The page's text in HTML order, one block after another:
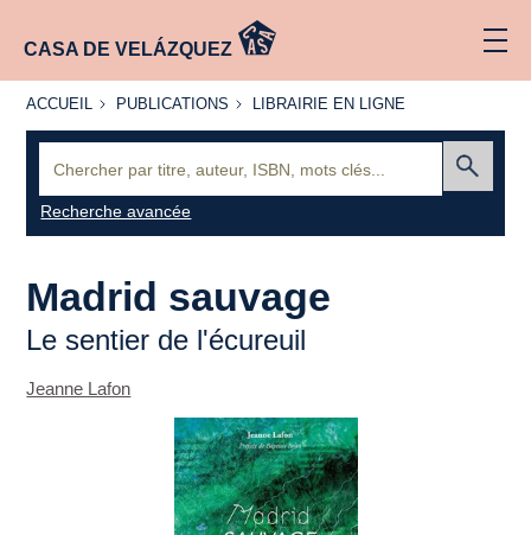
CASA DE VELÁZQUEZ
ACCUEIL
ACCUEIL PUBLICATIONS
PUBLICATIONS
LIBRAIRIE
LIBRAIRIE EN LIGNE
Recherche avancée
Madrid sauvage
Le sentier de l'écureuil
Jeanne Lafon